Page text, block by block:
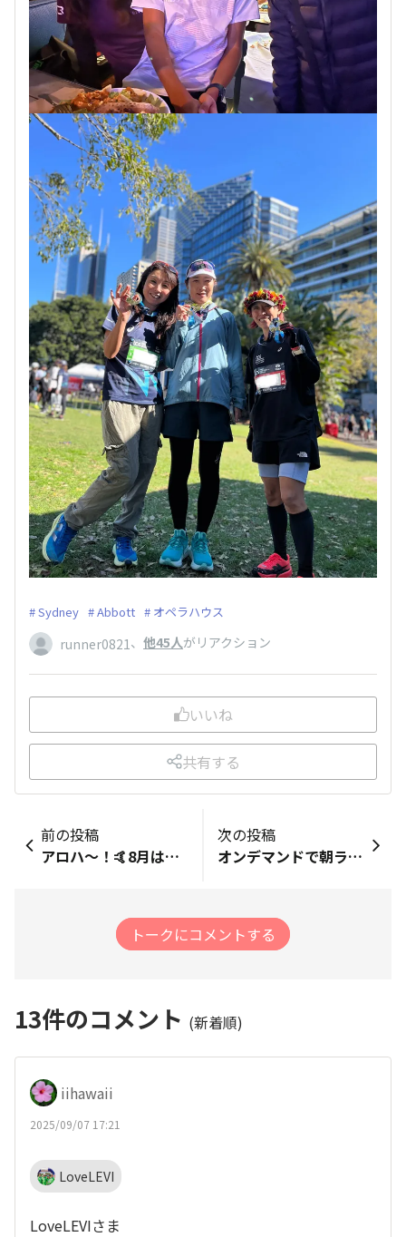
Sydney Abbott オペラハウス
runner0821 、 他45人がリアクション
いいね
共有する
前の投稿
アロハ〜！🤙8月はかなりライブラン頑張りましたので走行距離777kmいきました。最後の週の一万分セッションも一位FINISHになりましたので金メダル🥇37個目です。嬉しいです！☺️ また、先々週はSUPERクラブ一位で珍しくラッキーライブランナー🏃‍♀️に当たりました。🎯 今週からは頑張り過ぎたせいか足の調子が良くないので回復するまで休養を考えています。 昨日は音楽イベント🎵a-nationに行きましたが、浜崎あゆみ含めて凄かったです！ GENERATIONSと岡村隆史のコンビなど面白かったです！😆 最後は花火🎆で終了しました！夏フェス最高です！ p.s. ライブラン一万分のプレゼント🎁届きました！
次の投稿
オンデマンドで朝ラン！ハリキッテ出発したけれど、なぜか5回目から再生されちゃいました。1回目から順番にやるつもりだったのに〜 とりあえず9月になって6時台はまだ走れる暑さだっていうのは実感しましたよ♪ ホテルに戻ってエレベーターに乗ったら、エレベーターがごく熱でした。
トークにコメントする
13件のコメント (新着順)
iihawaii
2025/09/07 17:21
LoveLEVI
LoveLEVIさま